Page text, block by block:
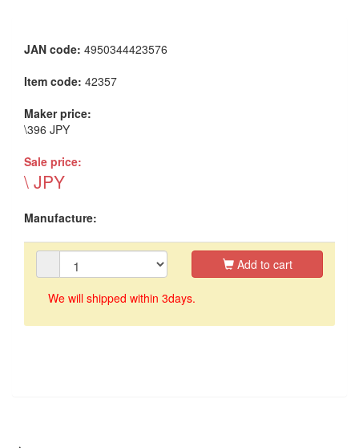
JAN code: 4950344423576
Item code: 42357
Maker price:
\396 JPY
Sale price:
\ JPY
Manufacture:
Add to cart
We will shipped within 3days.